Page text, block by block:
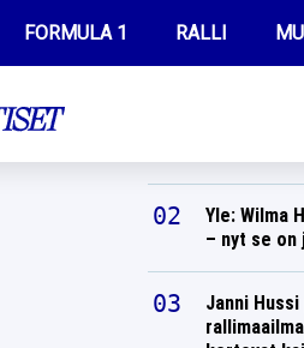
FORMULA 1 RALLI
Yle: Wilma
– nyt se
Janni